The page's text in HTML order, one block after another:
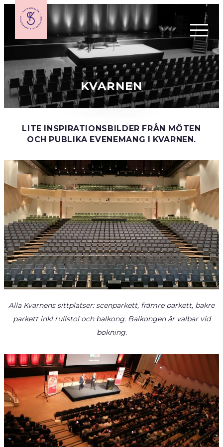
BILJETTINFORMATION
GRUPPBOKNING & FÖRETAGSEVENT
MINA BILJETTER
NYHETSBREV
KÖPVILLKOR
ÄNDRINGAR EVENEMANG
MÖTEN & EVENT
VÅRA LOKALER
KONFERENS ­KONGRESS
FÖR ARRANGÖR
KS BILJETTSERVICE
MARKNADSFÖRING
PRAKTISK INFORMATION
OM OSS
KVARNEN
LITE INSPIRATIONSBILDER FRÅN MÖTEN
OCH PUBLIKA EVENEMANG I KVARNEN.
Alla Kvarnens sittplatser: scenparkett, främre parkett, bakre
parkett inkl rullstol och balkong. Balkongen är valbar vid
bokning.